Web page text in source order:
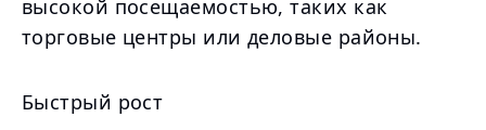
высокой посещаемостью, таких как
торговые центры или деловые районы.
Быстрый рост